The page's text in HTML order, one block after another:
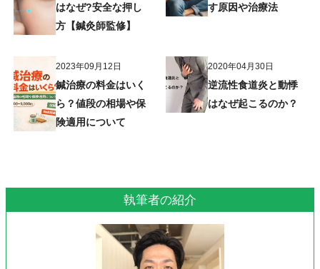
はなぜ?安全な押し
方【鍼灸師監修】
す原因や治療法
2023年09月12日
鍼治療の料金はいく
ら？値段の相場や保
険適用について
2020年04月30日
逆流性食道炎と動悸
はなぜ起こるのか？
執筆者の紹介